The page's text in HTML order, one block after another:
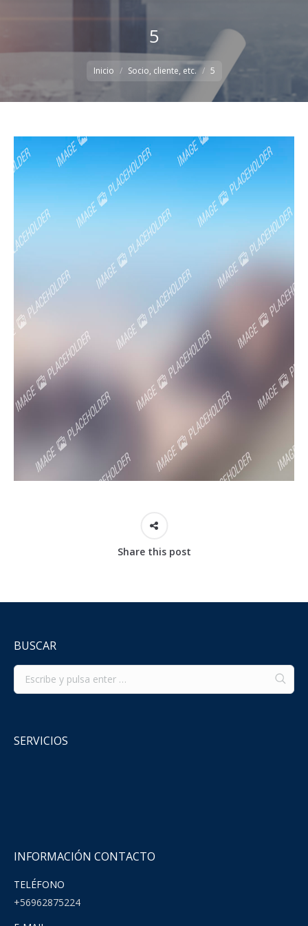
5
Inicio Socio, cliente, etc. 5
Share this post
BUSCAR
SERVICIOS
INFORMACIÓN CONTACTO
TELÉFONO
+56962875224